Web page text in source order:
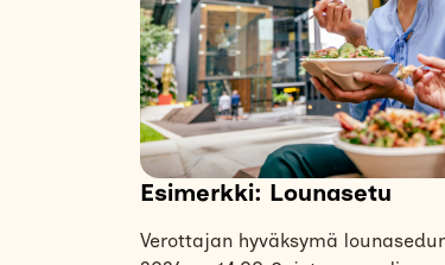
Esimerkki: Lounasetu
Verottajan hyväksymä